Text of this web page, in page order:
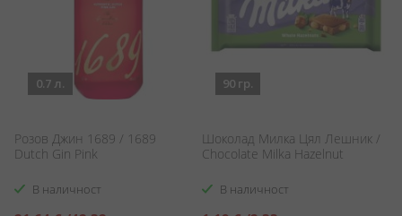
0.7 л.
Розов Джин 1689 / 1689
Dutch Gin Pink
В наличност
90 гр.
Шоколад Милка Цял Лешник /
Chocolate Milka Hazelnut
В наличност